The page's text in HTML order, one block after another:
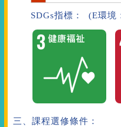
SDGs指標： (E環
三、課程選修條件：